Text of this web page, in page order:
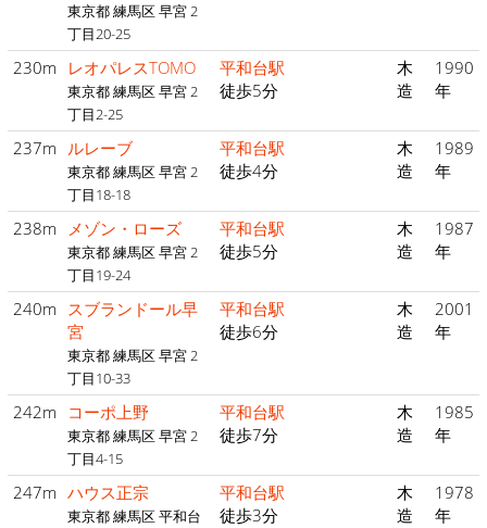
東京都 練馬区 早宮 2
丁目20-25
230m レオパレスTOMO
東京都 練馬区 早宮 2
丁目2-25
平和台駅
徒歩5分
木
造
1990
年
237m ルレーブ
東京都 練馬区 早宮 2
丁目18-18
平和台駅
徒歩4分
木
造
1989
年
238m メゾン・ローズ
東京都 練馬区 早宮 2
丁目19-24
平和台駅
徒歩5分
木
造
1987
年
240m スブランドール早
宮
東京都 練馬区 早宮 2
丁目10-33
平和台駅
徒歩6分
木
造
2001
年
242m コーポ上野
東京都 練馬区 早宮 2
丁目4-15
平和台駅
徒歩7分
木
造
1985
年
247m ハウス正宗
東京都 練馬区 平和台
平和台駅
徒歩3分
木
造
1978
年